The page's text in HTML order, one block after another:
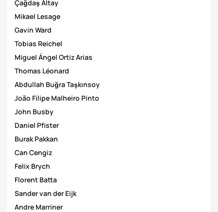
Çağdaş Altay
Mikael Lesage
Gavin Ward
Tobias Reichel
Miguel Ángel Ortiz Arias
Thomas Léonard
Abdullah Buğra Taşkınsoy
João Filipe Malheiro Pinto
John Busby
Daniel Pfister
Burak Pakkan
Can Cengiz
Felix Brych
Florent Batta
Sander van der Eijk
Andre Marriner